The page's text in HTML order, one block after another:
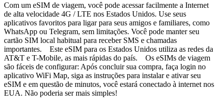
Com um eSIM de viagem, você pode acessar facilmente a Internet
de alta velocidade 4G / LTE nos Estados Unidos. Use seus
aplicativos favoritos para ligar para seus amigos e familiares, como
WhatsApp ou Telegram, sem limitações. Você pode manter seu
cartão SIM local habitual para receber SMS e chamadas
importantes. Este eSIM para os Estados Unidos utiliza as redes da
AT&T e T-Mobile, as mais rápidas do país. Os eSIMs de viagem
são fáceis de configurar: Após concluir sua compra, faça login no
aplicativo WiFi Map, siga as instruções para instalar e ativar seu
eSIM e em questão de minutos, você estará conectado à internet nos
EUA. Não poderia ser mais simples!